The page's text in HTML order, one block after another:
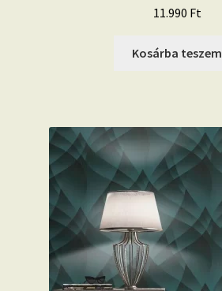
11.990 Ft
Kosárba teszem